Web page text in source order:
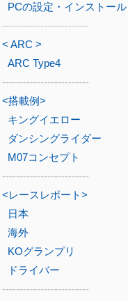
PCの設定・インストール
-------------------------
< ARC >
ARC Type4
-------------------------
<搭載例>
キングイエロー
ダンシングライダー
M07コンセプト
-------------------------
<レースレポート>
日本
海外
KOグランプリ
ドライバー
-------------------------